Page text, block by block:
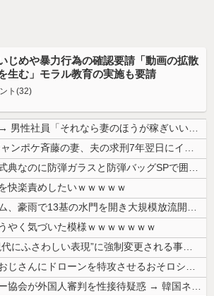
じめや暴力行為の確認要請「動画の拡散
生む」モラル教育の実施も要請
ト(32)
会社「君、転勤ね」→ 男性社員「それなら妻のほうが稼ぎいいんで辞めます...
【ネット騒然】 元ジャンポケ斉藤の妻、夫の求刑7年翌日にインスタ更新！...
パさん「平和を願う式典なのに防弾ガラスと防弾バッグSPで囲まれた壇上で...
快楽責めしたいｗｗｗｗｗ
【おわった】三峡ダム、豪雨で13基の水門を開き大規模放流開始か 下流の...
やく気づいた模様ｗｗｗｗｗｗｗ
日本の古典作品が”現代にふさわしい表現”に強制変更される事態が進行中、...
【動画】野菜売りのおじさんにドローンを特攻させるおそロシア。
【えｗ】韓国サッカー協会が外国人審判を性接待疑惑 → 韓国ネットに動揺...